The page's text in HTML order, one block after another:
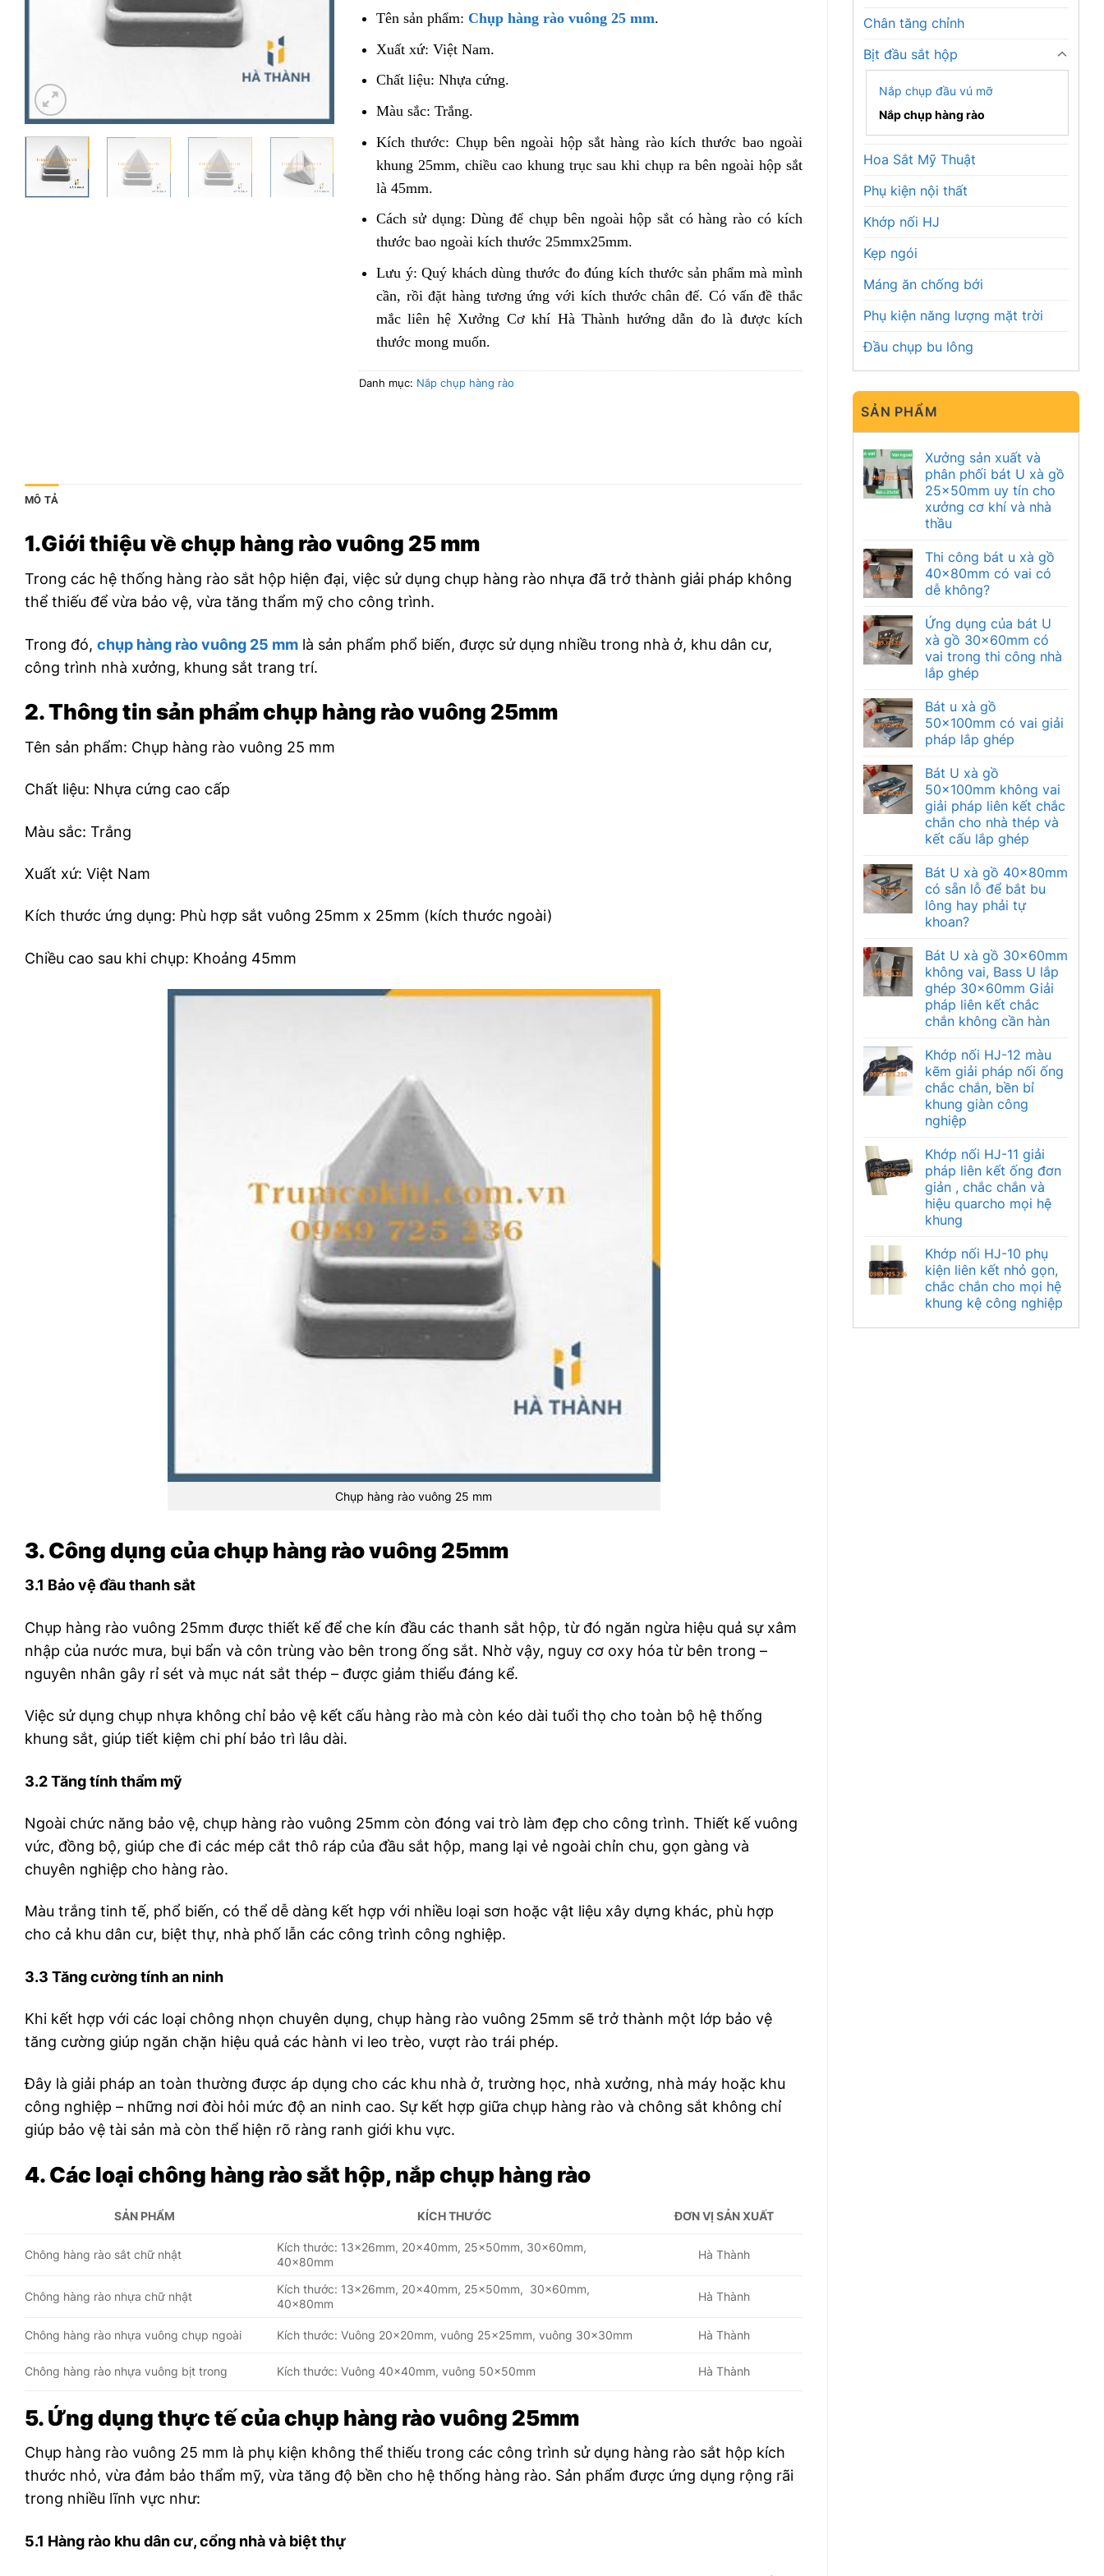
Chân tăng chỉnh
Bịt đầu sắt hộp
Nắp chụp đầu vú mỡ
Nắp chụp hàng rào
Hoa Sắt Mỹ Thuật
Phụ kiện nội thất
Khớp nối HJ
Kẹp ngói
Máng ăn chống bới
Phụ kiện năng lượng mặt trời
Đầu chụp bu lông
SẢN PHẨM
Xưởng sản xuất và
phân phối bát U xà gồ
25x50mm uy tín cho
xưởng cơ khí và nhà
thầu
Thi công bát u xà gồ
40x80mm có vai có
dễ không?
Ứng dụng của bát U
xà gồ 30x60mm có
vai trong thi công nhà
lắp ghép
Bát u xà gồ
50x100mm có vai giải
pháp lắp ghép
Bát U xà gồ
50x100mm không vai
giải pháp liên kết chắc
chắn cho nhà thép và
kết cấu lắp ghép
Bát U xà gồ 40x80mm
có sẵn lỗ để bắt bu
lông hay phải tự
khoan?
Bát U xà gồ 30x60mm
không vai, Bass U lắp
ghép 30x60mm Giải
pháp liên kết chắc
chắn không cần hàn
Khớp nối HJ-12 màu
kẽm giải pháp nối ống
chắc chắn, bền bỉ
khung giàn công
nghiệp
Khớp nối HJ-11 giải
pháp liên kết ống đơn
giản , chắc chắn và
hiệu quarcho mọi hệ
khung
Khớp nối HJ-10 phụ
kiện liên kết nhỏ gọn,
chắc chắn cho mọi hệ
khung kệ công nghiệp
Tên sản phẩm: Chụp hàng rào vuông 25 mm.
Xuất xứ: Việt Nam.
Chất liệu: Nhựa cứng.
Màu sắc: Trắng.
Kích thước: Chụp bên ngoài hộp sắt hàng rào kích thước bao ngoài
khung 25mm, chiều cao khung trục sau khi chụp ra bên ngoài hộp sắt
là 45mm.
Cách sử dụng: Dùng để chụp bên ngoài hộp sắt có hàng rào có kích
thước bao ngoài kích thước 25mmx25mm.
Lưu ý: Quý khách dùng thước đo đúng kích thước sản phẩm mà mình
cần, rồi đặt hàng tương ứng với kích thước chân đế. Có vấn đề thắc
mắc liên hệ Xưởng Cơ khí Hà Thành hướng dẫn đo là được kích
thước mong muốn.
Danh mục: Nắp chụp hàng rào
MÔ TẢ
1.Giới thiệu về chụp hàng rào vuông 25 mm
Trong các hệ thống hàng rào sắt hộp hiện đại, việc sử dụng chụp hàng rào nhựa đã trở thành giải pháp không
thể thiếu để vừa bảo vệ, vừa tăng thẩm mỹ cho công trình.
Trong đó, chụp hàng rào vuông 25 mm là sản phẩm phổ biến, được sử dụng nhiều trong nhà ở, khu dân cư,
công trình nhà xưởng, khung sắt trang trí.
2. Thông tin sản phẩm chụp hàng rào vuông 25mm
Tên sản phẩm: Chụp hàng rào vuông 25 mm
Chất liệu: Nhựa cứng cao cấp
Màu sắc: Trắng
Xuất xứ: Việt Nam
Kích thước ứng dụng: Phù hợp sắt vuông 25mm x 25mm (kích thước ngoài)
Chiều cao sau khi chụp: Khoảng 45mm
Chụp hàng rào vuông 25 mm
3. Công dụng của chụp hàng rào vuông 25mm
3.1 Bảo vệ đầu thanh sắt
Chụp hàng rào vuông 25mm được thiết kế để che kín đầu các thanh sắt hộp, từ đó ngăn ngừa hiệu quả sự xâm
nhập của nước mưa, bụi bẩn và côn trùng vào bên trong ống sắt. Nhờ vậy, nguy cơ oxy hóa từ bên trong –
nguyên nhân gây rỉ sét và mục nát sắt thép – được giảm thiểu đáng kể.
Việc sử dụng chụp nhựa không chỉ bảo vệ kết cấu hàng rào mà còn kéo dài tuổi thọ cho toàn bộ hệ thống
khung sắt, giúp tiết kiệm chi phí bảo trì lâu dài.
3.2 Tăng tính thẩm mỹ
Ngoài chức năng bảo vệ, chụp hàng rào vuông 25mm còn đóng vai trò làm đẹp cho công trình. Thiết kế vuông
vức, đồng bộ, giúp che đi các mép cắt thô ráp của đầu sắt hộp, mang lại vẻ ngoài chỉn chu, gọn gàng và
chuyên nghiệp cho hàng rào.
Màu trắng tinh tế, phổ biến, có thể dễ dàng kết hợp với nhiều loại sơn hoặc vật liệu xây dựng khác, phù hợp
cho cả khu dân cư, biệt thự, nhà phố lẫn các công trình công nghiệp.
3.3 Tăng cường tính an ninh
Khi kết hợp với các loại chông nhọn chuyên dụng, chụp hàng rào vuông 25mm sẽ trở thành một lớp bảo vệ
tăng cường giúp ngăn chặn hiệu quả các hành vi leo trèo, vượt rào trái phép.
Đây là giải pháp an toàn thường được áp dụng cho các khu nhà ở, trường học, nhà xưởng, nhà máy hoặc khu
công nghiệp – những nơi đòi hỏi mức độ an ninh cao. Sự kết hợp giữa chụp hàng rào và chông sắt không chỉ
giúp bảo vệ tài sản mà còn thể hiện rõ ràng ranh giới khu vực.
4. Các loại chông hàng rào sắt hộp, nắp chụp hàng rào
SẢN PHẨM KÍCH THƯỚC ĐƠN VỊ SẢN XUẤT
Chông hàng rào sắt chữ nhật
Kích thước: 13x26mm, 20x40mm, 25x50mm, 30x60mm,
40x80mm
Hà Thành
Chông hàng rào nhựa chữ nhật
Kích thước: 13x26mm, 20x40mm, 25x50mm, 30x60mm,
40x80mm
Hà Thành
Chông hàng rào nhựa vuông chụp ngoài Kích thước: Vuông 20x20mm, vuông 25x25mm, vuông 30x30mm Hà Thành
Chông hàng rào nhựa vuông bịt trong Kích thước: Vuông 40x40mm, vuông 50x50mm Hà Thành
5. Ứng dụng thực tế của chụp hàng rào vuông 25mm
Chụp hàng rào vuông 25 mm là phụ kiện không thể thiếu trong các công trình sử dụng hàng rào sắt hộp kích
thước nhỏ, vừa đảm bảo thẩm mỹ, vừa tăng độ bền cho hệ thống hàng rào. Sản phẩm được ứng dụng rộng rãi
trong nhiều lĩnh vực như:
5.1 Hàng rào khu dân cư, cổng nhà và biệt thự